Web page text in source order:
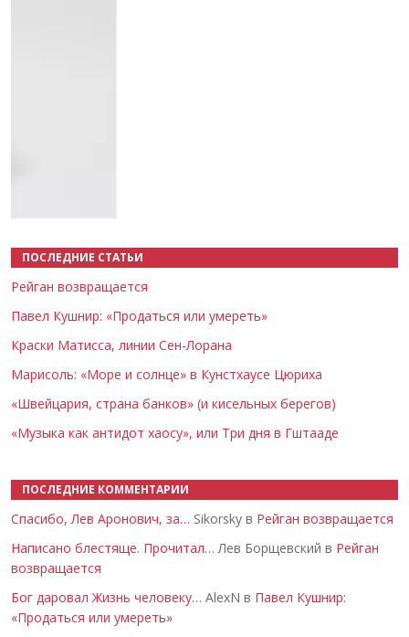
ПОСЛЕДНИЕ СТАТЬИ
Рейган возвращается
Павел Кушнир: «Продаться или умереть»
Краски Матисса, линии Сен-Лорана
Марисоль: «Море и солнце» в Кунстхаусе Цюриха
«Швейцария, страна банков» (и кисельных берегов)
«Музыка как антидот хаосу», или Три дня в Гштааде
ПОСЛЕДНИЕ КОММЕНТАРИИ
Спасибо, Лев Аронович, за… Sikorsky в Рейган возвращается
Написано блестяще. Прочитал… Лев Борщевский в Рейган
возвращается
Бог даровал Жизнь человеку… AlexN в Павел Кушнир:
«Продаться или умереть»